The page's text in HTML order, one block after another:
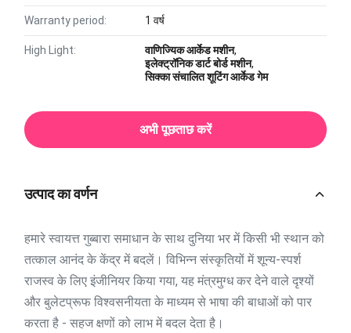
Warranty period: 1 वर्ष
High Light: वाणिज्यिक आर्केड मशीन,
इलेक्ट्रॉनिक डार्ट बोर्ड मशीन,
सिक्का संचालित शूटिंग आर्केड गेम
अभी पूछताछ करें
उत्पाद का वर्णन
हमारे स्वायत्त गुब्बारा समाधान के साथ दुनिया भर में किसी भी स्थान को
तत्काल आनंद के केंद्र में बदलें। विभिन्न संस्कृतियों में शून्य-स्पर्श
राजस्व के लिए इंजीनियर किया गया, यह मंत्रमुग्ध कर देने वाले दृश्यों
और बुलेटप्रूफ विश्वसनीयता के माध्यम से भाषा की बाधाओं को पार
करता है - सहज क्षणों को लाभ में बदल देता है।